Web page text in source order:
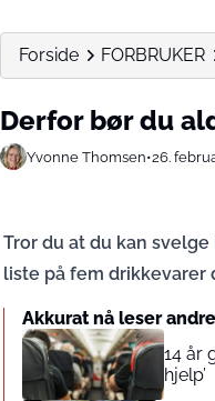
Forside FORBRUKER
Derfor bør du
Yvonne Thomsen•26.
Tror du at du kan
liste på fem drikkevarer
Akkurat nå leser andre
14 år
hjelp’